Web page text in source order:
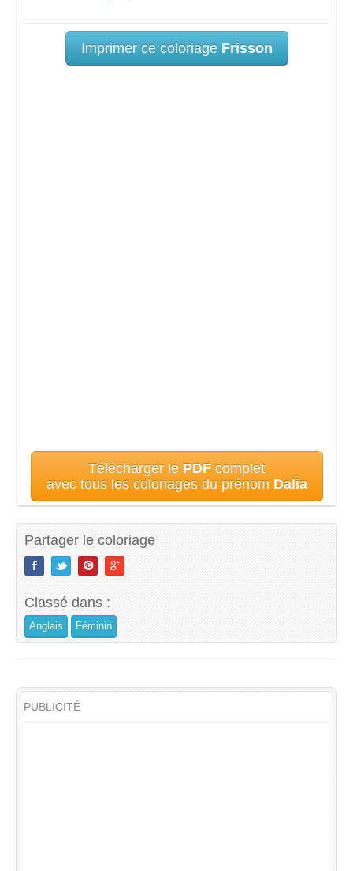
Imprimer ce coloriage Frisson
Télécharger le PDF complet
avec tous les coloriages du prénom Dalia
Partager le coloriage
Classé dans :
Anglais Féminin
PUBLICITÉ